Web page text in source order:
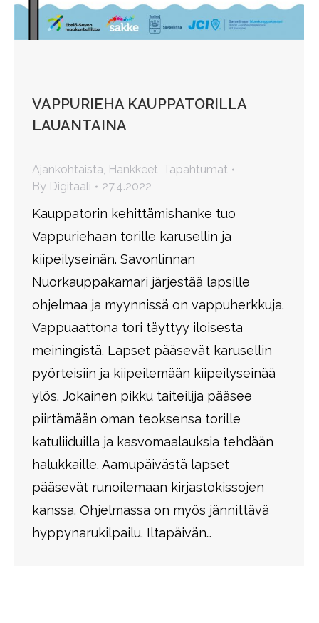
VAPPURIEHA KAUPPATORILLA
LAUANTAINA
Ajankohtaista, Hankkeet, Tapahtumat
By Digitaali 27.4.2022
Kauppatorin kehittämishanke tuo
Vappuriehaan torille karusellin ja
kiipeilyseinän. Savonlinnan
Nuorkauppakamari järjestää lapsille
ohjelmaa ja myynnissä on vappuherkkuja.
Vappuaattona tori täyttyy iloisesta
meiningistä. Lapset pääsevät karusellin
pyörteisiin ja kiipeilemään kiipeilyseinää
ylös. Jokainen pikku taiteilija pääsee
piirtämään oman teoksensa torille
katuliiduilla ja kasvomaalauksia tehdään
halukkaille. Aamupäivästä lapset
pääsevät runoilemaan kirjastokissojen
kanssa. Ohjelmassa on myös jännittävä
hyppynarukilpailu. Iltapäivän…